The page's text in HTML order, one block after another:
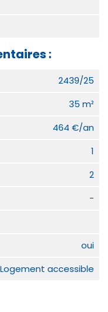
:
2439/25
35 m²
464 €/an
1
2
-
oui
Logement accessible